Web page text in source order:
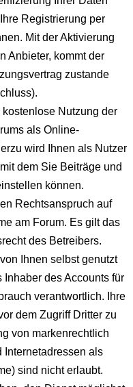
Registrierung per
Mit der Aktivierung
Anbieter, kommt der
zustande
Nutzung der
als Online-
wird Ihnen als Nutzer
dem Sie Beiträge und
können.
Rechtsanspruch auf
am Forum. Es gilt das
des Betreibers.
Ihnen selbst genutzt
des Accounts für
verantwortlich. Ihre
dem Zugriff Dritter zu
von markenrechtlich
Internetadressen als
sind nicht erlaubt.